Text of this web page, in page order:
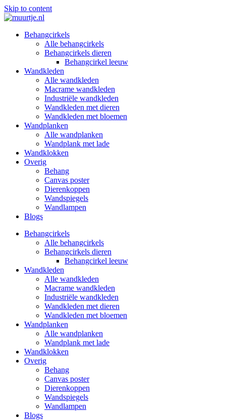
Skip to content
Behangcirkels
Alle behangcirkels
Behangcirkels dieren
Behangcirkel leeuw
Wandkleden
Alle wandkleden
Macrame wandkleden
Industriële wandkleden
Wandkleden met dieren
Wandkleden met bloemen
Wandplanken
Alle wandplanken
Wandplank met lade
Wandklokken
Overig
Behang
Canvas poster
Dierenkoppen
Wandspiegels
Wandlampen
Blogs
Behangcirkels
Alle behangcirkels
Behangcirkels dieren
Behangcirkel leeuw
Wandkleden
Alle wandkleden
Macrame wandkleden
Industriële wandkleden
Wandkleden met dieren
Wandkleden met bloemen
Wandplanken
Alle wandplanken
Wandplank met lade
Wandklokken
Overig
Behang
Canvas poster
Dierenkoppen
Wandspiegels
Wandlampen
Blogs